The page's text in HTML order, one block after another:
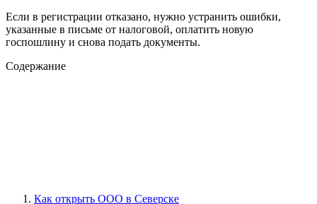
Если в регистрации отказано, нужно устранить ошибки,
указанные в письме от налоговой, оплатить новую
госпошлину и снова подать документы.
Содержание
Как открыть ООО в Северске